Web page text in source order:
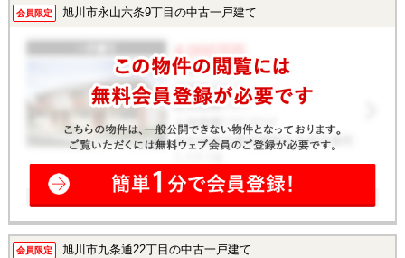
会員限定 旭川市永山六条9丁目の中古一戸建て
会員限定 旭川市九条通22丁目の中古一戸建て